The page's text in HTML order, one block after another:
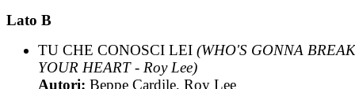
Lato B
TU CHE CONOSCI LEI (WHO'S GONNA BREAK
YOUR HEART - Roy Lee)
Autori: Beppe Cardile, Roy Lee